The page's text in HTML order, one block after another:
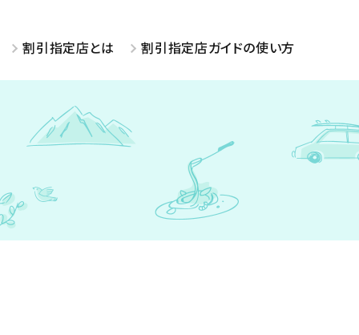
割引指定店とは 割引指定店ガイドの使い方